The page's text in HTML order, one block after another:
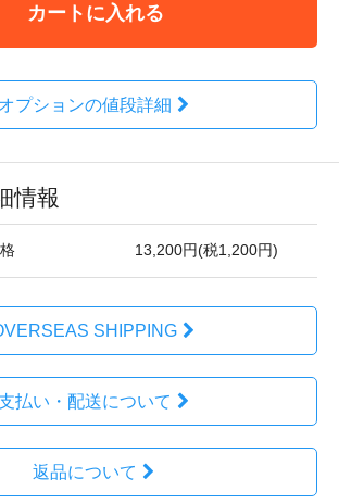
カートに入れる
オプションの値段詳細
情報
13,200円(税1,200円)
SHIPPING
払い・配送について
返品について